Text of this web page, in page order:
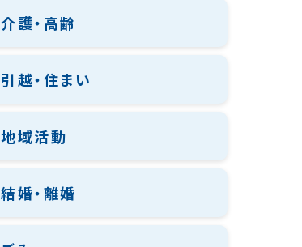
介護・高齢
引越・住まい
地域活動
結婚・離婚